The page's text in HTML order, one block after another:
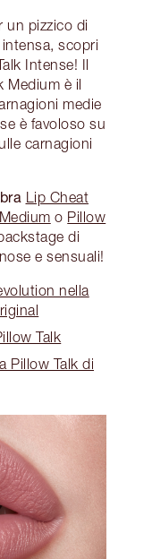
un pizzico di
scopri
Intense! Il
Medium è il
medie
è favoloso su
carnagioni
Lip Cheat
o Pillow
di
e sensuali!
nella
Talk
Pillow Talk di